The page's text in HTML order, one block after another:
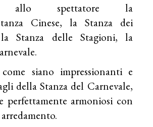
allo spettatore la
Cinese, la Stanza dei
Stanza delle Stagioni, la
siano impressionanti e
della Stanza del Carnevale,
perfettamente armoniosi con